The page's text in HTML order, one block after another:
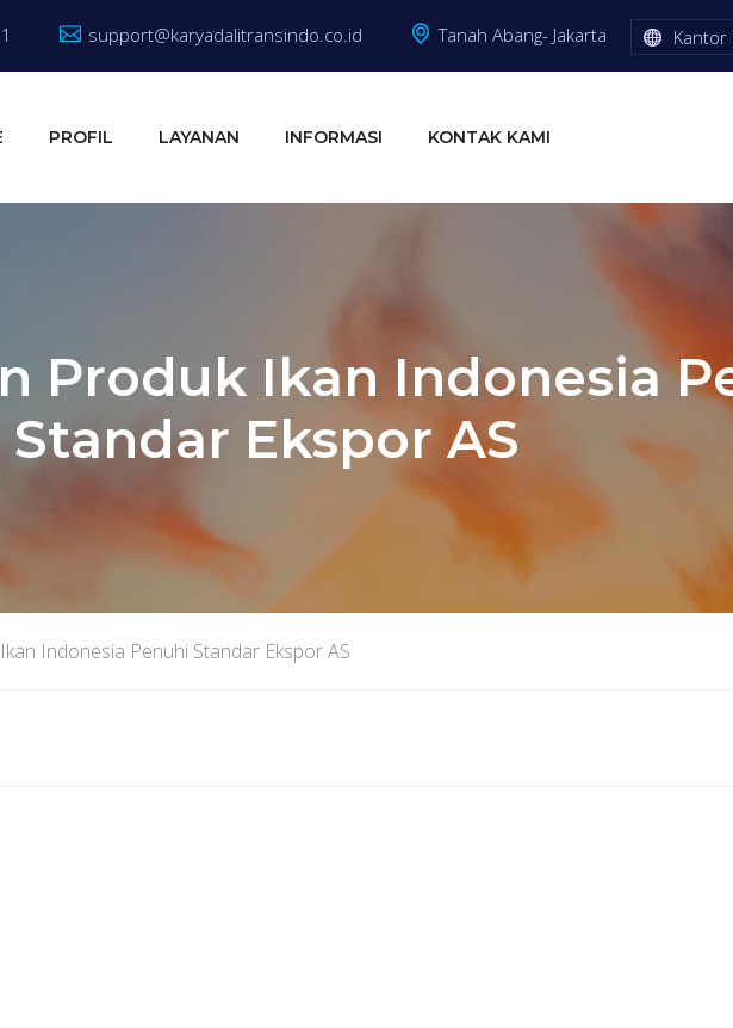
support@karyadalitransindo.co.id Tanah Abang- Jakarta Kantor
PROFIL LAYANAN INFORMASI KONTAK KAMI
Produk Ikan Indonesia
Standar Ekspor AS
Indonesia Penuhi Standar Ekspor AS